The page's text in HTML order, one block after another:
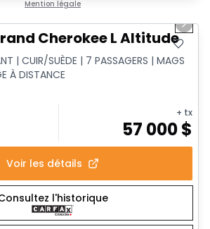
Mention légale
Next
Cherokee L Altitude
| CUIR/SUÈDE | 7 PASSAGERS | MAGS
À DISTANCE
+ tx
57 000$
Voir les détails
l'historique